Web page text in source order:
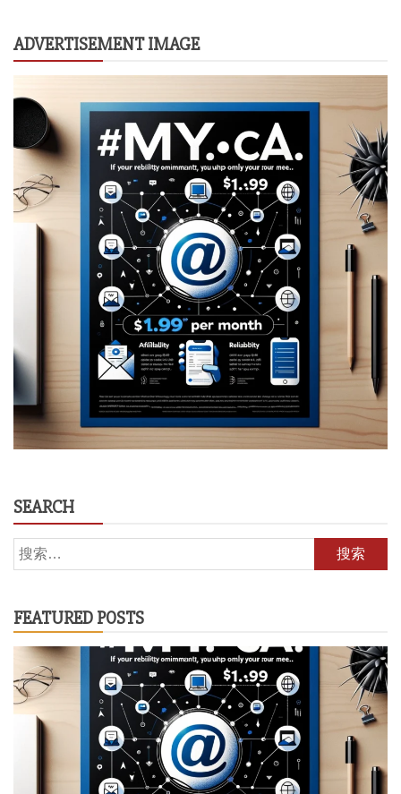
ADVERTISEMENT IMAGE
SEARCH
搜
索：
FEATURED POSTS